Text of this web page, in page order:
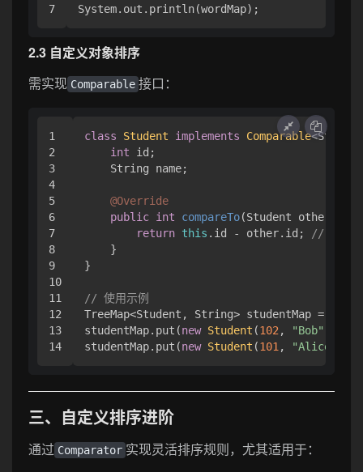
2.3 自定义对象排序
需实现 Comparable 接口：
1
2
3
4
5
6
7
8
9
10
11
12
13
class Student implements Comparable
int id;
    String name;
@Override
public int compareTo(Student other)
return this .id - other.id;
// 按ID
    }
}
// 使用示例
TreeMap<Student, String> studentMap =
studentMap.put(new Student (102 , "Bob"
studentMap.put(new Student (101 , "Alice"
三、自定义排序进阶
通过 Comparator 实现灵活排序规则，尤其适用于：